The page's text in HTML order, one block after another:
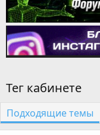
Тег кабинете
Подходящие темы